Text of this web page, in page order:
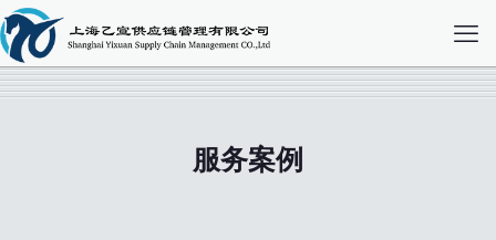
服务案例